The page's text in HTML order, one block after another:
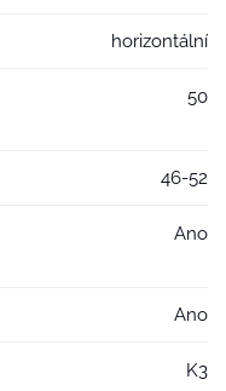
horizontální
50
46-52
Ano
Ano
K3